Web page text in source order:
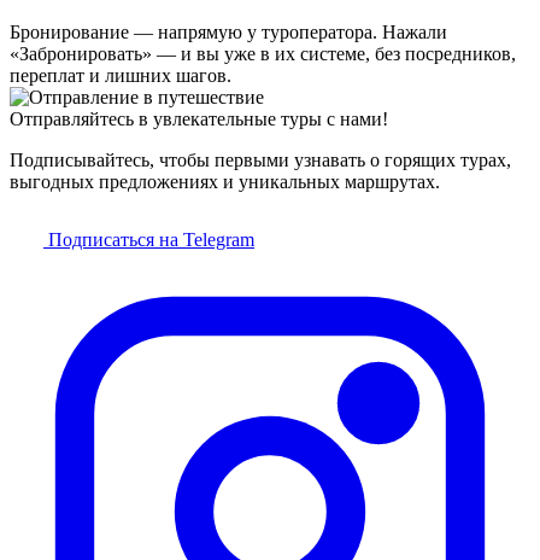
Бронирование — напрямую у туроператора. Нажали
«Забронировать» — и вы уже в их системе, без посредников,
переплат и лишних шагов.
Отправляйтесь в увлекательные туры с нами!
Подписывайтесь, чтобы первыми узнавать о горящих турах,
выгодных предложениях и уникальных маршрутах.
Подписаться на Telegram